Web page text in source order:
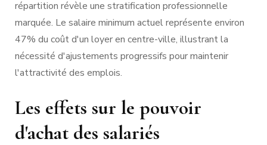
répartition révèle une stratification professionnelle
marquée. Le salaire minimum actuel représente environ
47% du coût d'un loyer en centre-ville, illustrant la
nécessité d'ajustements progressifs pour maintenir
l'attractivité des emplois.
Les effets sur le pouvoir
d'achat des salariés